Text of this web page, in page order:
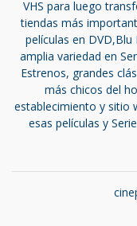
VHS para luego
tiendas más
películas en DVD,Blu
amplia variedad en
Estrenos, grandes
más chicos del
establecimiento y sitio
esas películas y